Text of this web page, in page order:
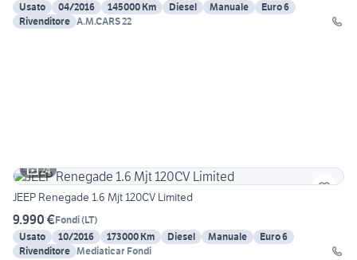
Usato
04/2016 145000 Km Diesel Manuale
Euro 6
Rivenditore A.M.CARS 22
24
JEEP Renegade 1.6 Mjt 120CV Limited
9.990 €Fondi(LT)
Usato
10/2016 173000 Km Diesel Manuale
Euro 6
Rivenditore Mediaticar Fondi